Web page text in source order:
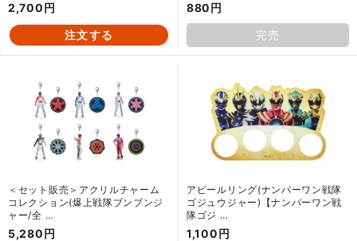
2,700円
880円
完売
＜セット販売＞アクリルチャーム
コレクション(爆上戦隊ブンブンジ
ャー/全 …
5,280円
アピールリング(ナンバーワン戦隊
ゴジュウジャー)【ナンバーワン戦
隊ゴジ …
1,100円